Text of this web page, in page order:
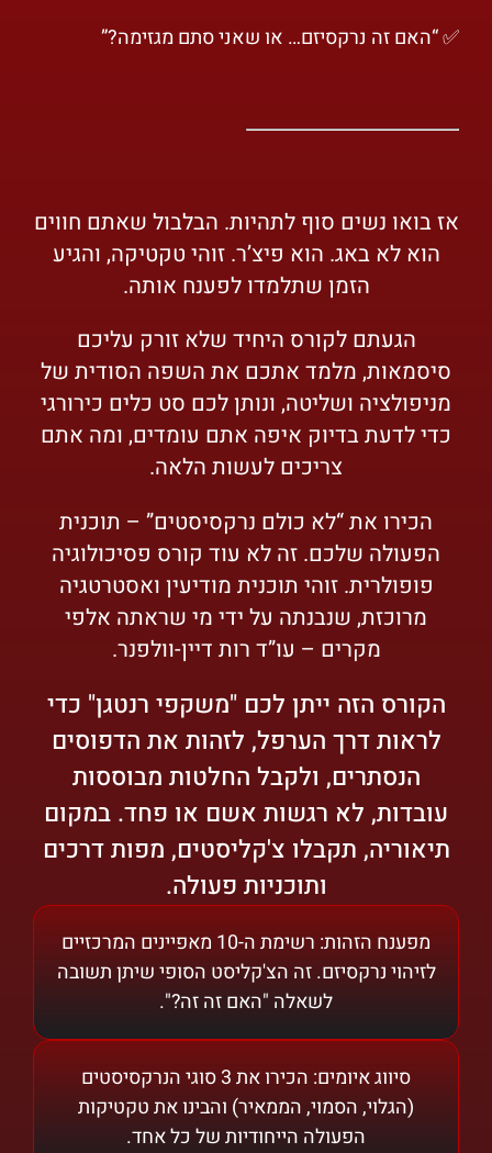
✅ “האם זה נרקסיזם… או שאני סתם מגזימה?”
אז בואו נשים סוף לתהיות. הבלבול שאתם חווים
הוא לא באג. הוא פיצ’ר. זוהי טקטיקה, והגיע
הזמן שתלמדו לפענח אותה.
הגעתם לקורס היחיד שלא זורק עליכם
סיסמאות, מלמד אתכם את השפה הסודית של
מניפולציה ושליטה, ונותן לכם סט כלים כירורגי
כדי לדעת בדיוק איפה אתם עומדים, ומה אתם
צריכים לעשות הלאה.
הכירו את “לא כולם נרקסיסטים” – תוכנית
הפעולה שלכם. זה לא עוד קורס פסיכולוגיה
פופולרית. זוהי תוכנית מודיעין ואסטרטגיה
מרוכזת, שנבנתה על ידי מי שראתה אלפי
מקרים – עו”ד רות דיין-וולפנר.
הקורס הזה ייתן לכם "משקפי רנטגן" כדי
לראות דרך הערפל, לזהות את הדפוסים
הנסתרים, ולקבל החלטות מבוססות
עובדות, לא רגשות אשם או פחד. במקום
תיאוריה, תקבלו צ'קליסטים, מפות דרכים
ותוכניות פעולה.
מפענח הזהות: רשימת ה-10 מאפיינים המרכזיים
לזיהוי נרקסיזם. זה הצ'קליסט הסופי שיתן תשובה
לשאלה "האם זה זה?".
סיווג איומים: הכירו את 3 סוגי הנרקסיסטים
(הגלוי, הסמוי, הממאיר) והבינו את טקטיקות
הפעולה הייחודיות של כל אחד.